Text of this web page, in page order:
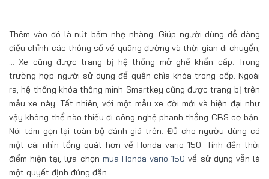
Thêm vào đó là nút bấm nhẹ nhàng. Giúp người dùng dễ dàng
điều chỉnh các thông số về quãng đường và thời gian di chuyển,
… Xe cũng được trang bị hệ thống mở ghế khẩn cấp. Trong
trường hợp người sử dụng để quên chìa khóa trong cốp. Ngoài
ra, hệ thống khóa thông minh Smartkey cũng được trang bị trên
mẫu xe này. Tất nhiên, với một mẫu xe đời mới và hiện đại như
vậy không thể nào thiếu đi công nghệ phanh thắng CBS cơ bản.
Nói tóm gọn lại toàn bộ đánh giá trên. Đủ cho ngườu dùng có
một cái nhìn tổng quát hơn về Honda vario 150. Tính đến thời
điểm hiện tại, lựa chọn mua Honda vario 150 về sử dụng vẫn là
một quyết định đúng đắn.